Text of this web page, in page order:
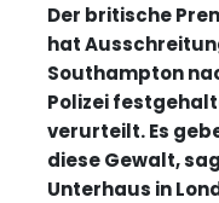
Der britische
hat
Southampton
Polizei
verurteilt. Es
diese Gewalt,
Unterhaus in